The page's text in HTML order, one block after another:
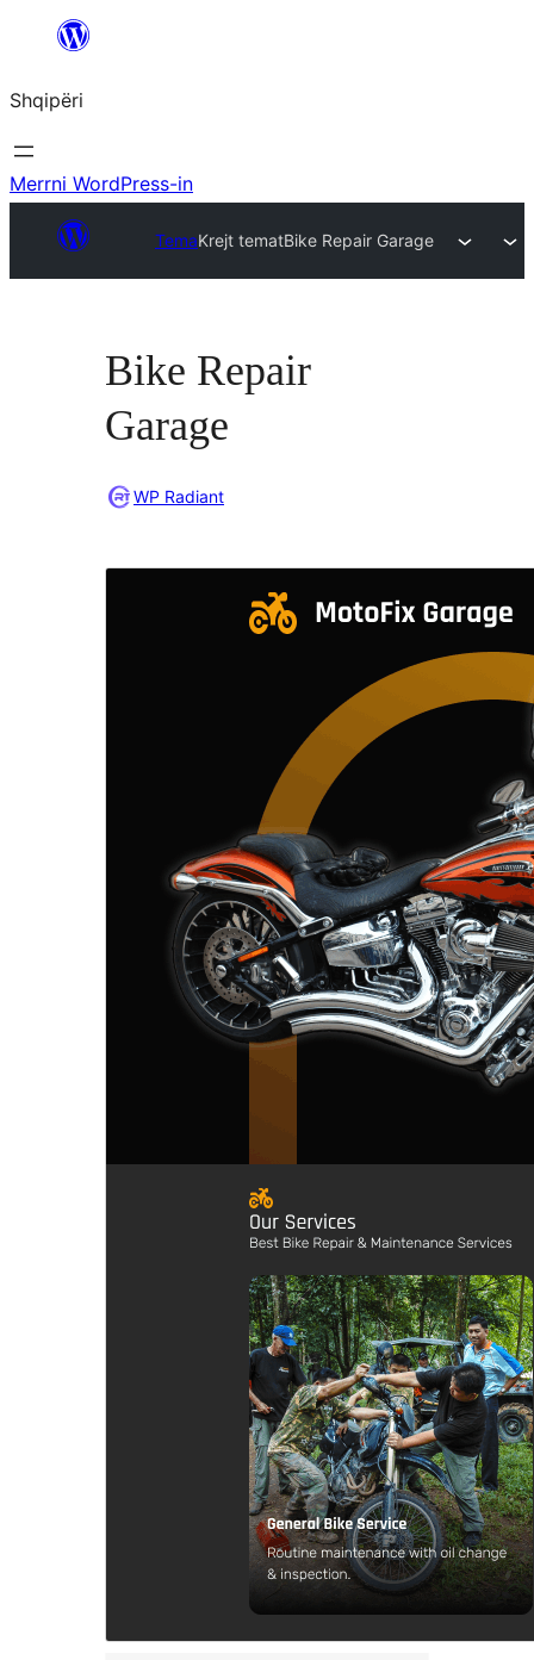
Hidhu
lënda
Shqipëri
Merrni WordPress-in
TemaKrejt tematBike Repair Garage
Bike Repair
Garage
WP Radiant